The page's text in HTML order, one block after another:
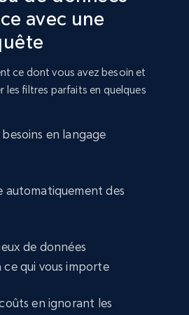
Image, Screenshots, and
avec une
ce dont vous avez besoin et
les filtres parfaits en quelques
en langage
automatiquement des
de données
ce qui vous importe
en ignorant les